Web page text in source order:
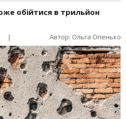
обійтися в трильйон
| Автор: Ольга Опенько